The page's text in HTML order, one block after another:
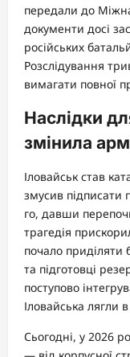
передали до
документи досі
російських
Розслідування
вимагати повної
Наслідки
змінила
Іловайськ став
змусив підписати
го, давши
трагедія
почало приділяти
та підготовці
поступово
Іловайська лягли
Сьогодні, у 2026